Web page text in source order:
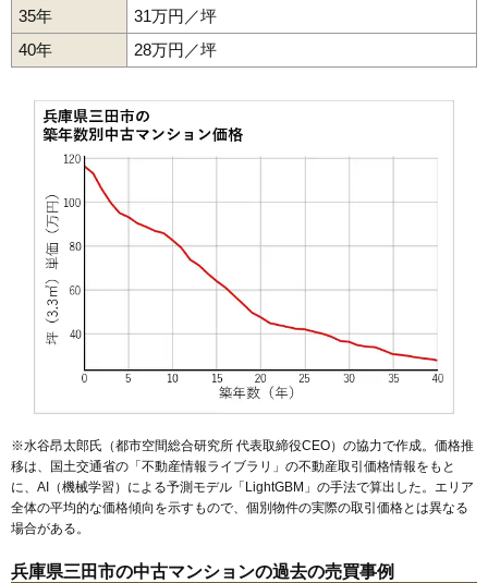
無料一括査定をする
ルネ三田フラワーコート
住所 兵庫県三田市相生町
交通 三田本町駅（3分）、三田駅（7分）
(27.8万円/㎡~30.7万円/㎡)
マンションナビで
無料一括査定をする
アミル21サルビア館
住所
フラワータウン駅（5分）
相場
(17.4万円/㎡~20.0万円/㎡)
マンションナビで
無料一括査定をする
35年
31万円／坪
40年
28万円／坪
※水谷昂太郎氏（都市空間総合研究所 代表取締役CEO）の協力で作成。価格推
移は、国土交通省の「 不動産情報ライブラリ 」の不動産取引価格情報をもと
に、AI（機械学習）による予測モデル「LightGBM」の手法で算出した。エリア
全体の平均的な価格傾向を示すもので、個別物件の実際の取引価格とは異なる
場合がある。
兵庫県三田市の中古マンションの過去の売買事例